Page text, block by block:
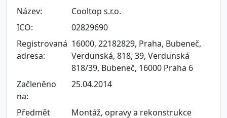
Název:
Cooltop s.r.o.
ICO:
02829690
Registrovaná
adresa:
16000, 22182829, Praha, Bubeneč,
Verdunská, 818, 39, Verdunská
818/39, Bubeneč, 16000 Praha 6
Začleněno
na:
25.04.2014
Předmět
Montáž, opravy a rekonstrukce